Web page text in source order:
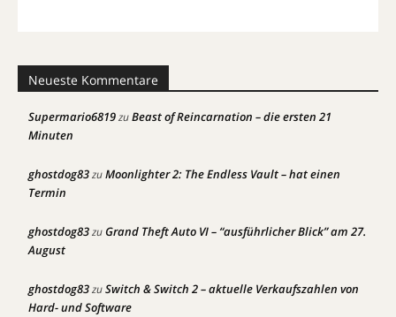
Neueste Kommentare
Supermario6819zuBeast of Reincarnation – die ersten 21
Minuten
ghostdog83zuMoonlighter 2: The Endless Vault – hat einen
Termin
ghostdog83zuGrand Theft Auto VI – “ausführlicher Blick” am 27.
August
ghostdog83zuSwitch & Switch 2 – aktuelle Verkaufszahlen von
Hard- und Software